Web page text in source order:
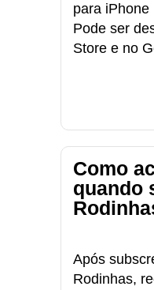
para iPhone
Pode ser
Store e no
Como
quando
Após
Rodinhas,